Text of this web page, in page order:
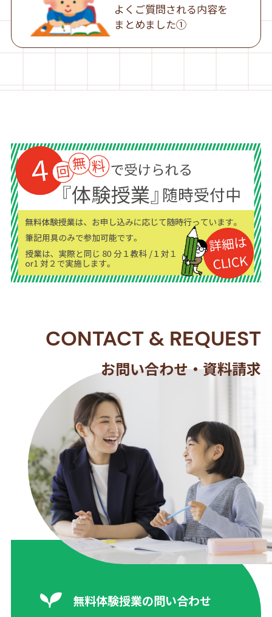
よくご質問される内容を
まとめました①
CONTACT & REQUEST
お問い合わせ・資料請求
無料体験授業の問い合わせ